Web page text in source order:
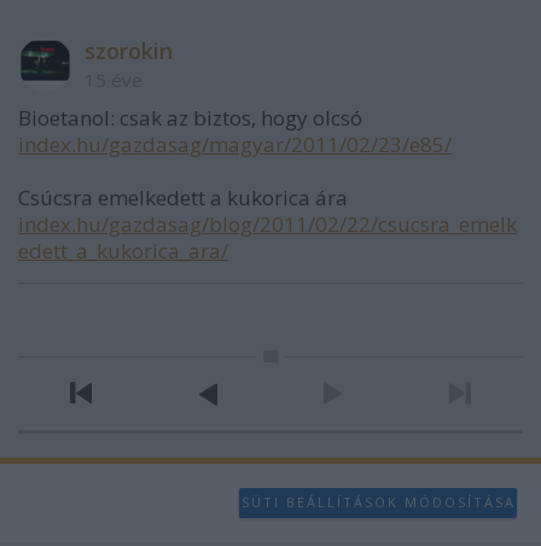
szorokin
Bioetanol: csak az biztos, hogy olcsó
index.hu/gazdasag/magyar/2011/02/23/e85/
Csúcsra emelkedett a kukorica ára
index.hu/gazdasag/blog/2011/02/22/csucsra_emelk
edett_a_kukorica_ara/
SÜTI BEÁLLÍTÁSOK MÓDOSÍTÁSA